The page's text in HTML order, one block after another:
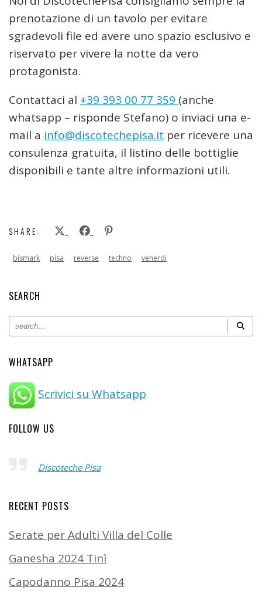
prenotazione di un tavolo per evitare
sgradevoli file ed avere uno spazio esclusivo e
riservato per vivere la notte da vero
protagonista.
Contattaci al +39 393 00 77 359 (anche
whatsapp – risponde Stefano) o inviaci una e-
mail a info@discotechepisa.it per ricevere una
consulenza gratuita, il listino delle bottiglie
disponibili e tante altre informazioni utili.
SHARE:
bismark pisa reverse techno venerdi
SEARCH
WHATSAPP
Scrivici su Whatsapp
FOLLOW US
Discoteche Pisa
RECENT POSTS
Serate per Adulti Villa del Colle
Ganesha 2024 Tinì
Capodanno Pisa 2024